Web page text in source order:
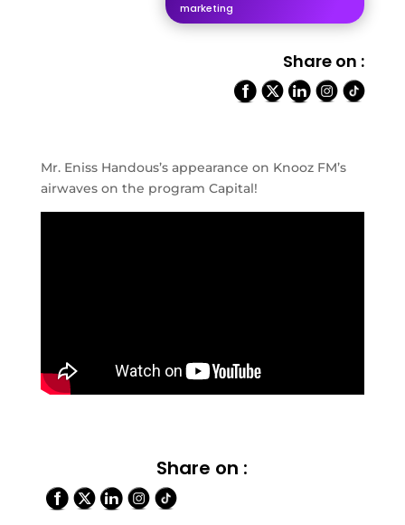
marketing
Share on :
Mr. Eniss Handous’s appearance on Knooz FM’s
airwaves on the program Capital!
Share on :